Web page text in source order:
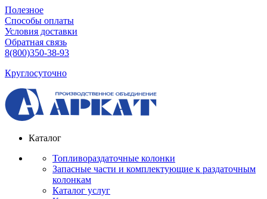
Полезное
Способы оплаты
Условия доставки
Обратная связь
8(800)350-38-93
Круглосуточно
Каталог
Топливораздаточные колонки
Запасные части и комплектующие к раздаточным
колонкам
Каталог услуг